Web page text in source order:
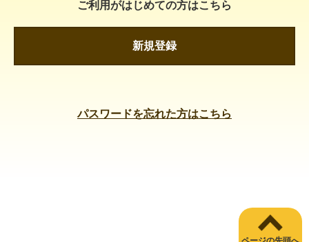
ご利用がはじめての方はこちら
新規登録
パスワードを忘れた方はこちら